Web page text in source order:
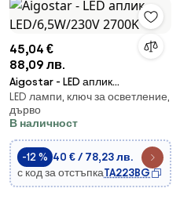
45,04 €
88,09 лв.
Aigostar - LED аплик
LED/6,5W/230V 2700K
LED лампи, ключ за осветление,
дърво
В наличност
-12 % 40 € / 78,23 лв.
с код за отстъпкаTA223BG